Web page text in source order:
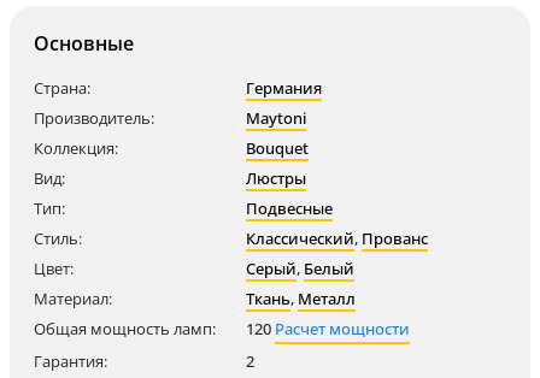
Основные
Страна:
Германия
Производитель:
Maytoni
Коллекция:
Bouquet
Вид:
Люстры
Тип:
Подвесные
Стиль:
Классический, Прованс
Цвет:
Серый, Белый
Материал:
Ткань, Металл
Общая мощность ламп:
120 Расчет мощности
Гарантия:
2